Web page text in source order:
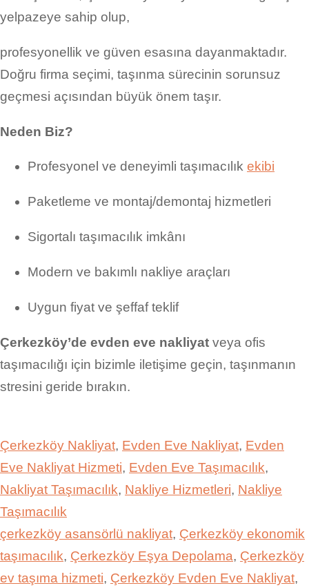
yelpazeye sahip olup,
profesyonellik ve güven esasına dayanmaktadır.
Doğru firma seçimi, taşınma sürecinin sorunsuz
geçmesi açısından büyük önem taşır.
Neden Biz?
Profesyonel ve deneyimli taşımacılık ekibi
Paketleme ve montaj/demontaj hizmetleri
Sigortalı taşımacılık imkânı
Modern ve bakımlı nakliye araçları
Uygun fiyat ve şeffaf teklif
Çerkezköy’de evden eve nakliyat veya ofis
taşımacılığı için bizimle iletişime geçin, taşınmanın
stresini geride bırakın.
Çerkezköy Nakliyat, Evden Eve Nakliyat, Evden
Eve Nakliyat Hizmeti, Evden Eve Taşımacılık
Nakliyat Taşımacılık, Nakliye Hizmetleri, Nakliye
Taşımacılık
çerkezköy asansörlü nakliyat, Çerkezköy ekonomik
taşımacılık, Çerkezköy Eşya Depolama, Çerkezköy
ev taşıma hizmeti, Çerkezköy Evden Eve Nakliyat